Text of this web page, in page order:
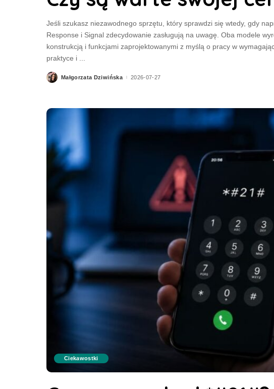
Jeśli szukasz niezawodnego sprzętu, który sprawdzi się wtedy, gdy
Response i Signal zdecydowanie zasługują na uwagę. Oba modele
konstrukcją i funkcjami zaprojektowanymi z myślą o pracy w
praktyce i ...
Małgorzata Dziwińska 2026-07-27
Ciekawostki